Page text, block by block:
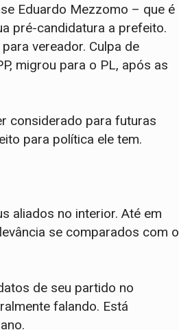
Eduardo Mezzomo – que é
pré-candidatura a prefeito.
vereador. Culpa de
migrou para o PL, após as
considerado para futuras
para política ele tem.
aliados no interior. Até em
se comparados com o
de seu partido no
falando. Está